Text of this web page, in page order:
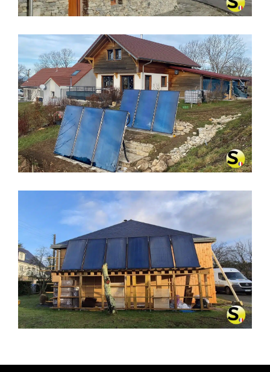
CHAUFFAGE SOLAIRE SOLISART À
LA LATETTE (39250)
CHAUFFAGE SOLAIRE SOLISART À
PLESSÉ